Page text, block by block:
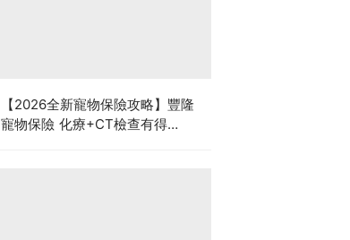
【2026全新寵物保險攻略】豐隆
寵物保險 化療+CT檢查有得